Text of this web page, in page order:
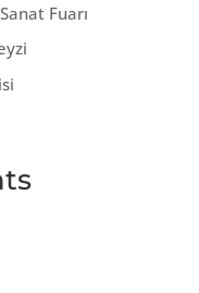
Fuarı